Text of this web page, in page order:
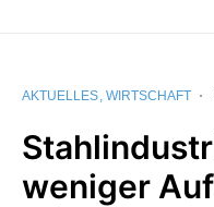
AKTUELLES WIRTSCHAFT
weniger